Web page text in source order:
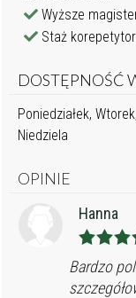
Wyższe
Staż
DOSTĘPNOŚĆ
Poniedziałek,
Niedziela
OPINIE
Hanna
Bardzo